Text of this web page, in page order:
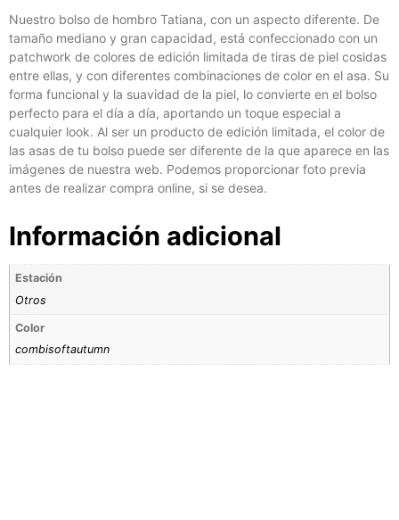
Nuestro bolso de hombro Tatiana, con un aspecto diferente. De
tamaño mediano y gran capacidad, está confeccionado con un
patchwork de colores de edición limitada de tiras de piel cosidas
entre ellas, y con diferentes combinaciones de color en el asa. Su
forma funcional y la suavidad de la piel, lo convierte en el bolso
perfecto para el día a día, aportando un toque especial a
cualquier look. Al ser un producto de edición limitada, el color de
las asas de tu bolso puede ser diferente de la que aparece en las
imágenes de nuestra web. Podemos proporcionar foto previa
antes de realizar compra online, si se desea.
Información adicional
Estación
Otros
Color
combisoftautumn